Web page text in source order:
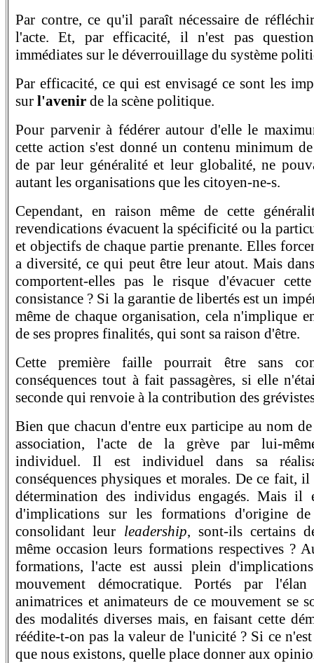
Par contre, ce qu'il paraît nécessaire de
l'acte. Et, par efficacité, il n'est pas question
immédiates sur le déverrouillage du système
Par efficacité, ce qui est envisagé ce sont les
sur l'avenir de la scène politique.
Pour parvenir à fédérer autour d'elle le
cette action s'est donné un contenu minimum
de par leur généralité et leur globalité, ne
autant les organisations que les citoyen-ne-s.
Cependant, en raison même de cette
revendications évacuent la spécificité ou la
et objectifs de chaque partie prenante. Elles
a diversité, ce qui peut être leur atout. Mais
comportent-elles pas le risque d'évacuer
consistance ? Si la garantie de libertés est un
même de chaque organisation, cela n'implique
de ses propres finalités, qui sont sa raison d'être.
Cette première faille pourrait être sans
conséquences tout à fait passagères, si elle
seconde qui renvoie à la contribution des
Bien que chacun d'entre eux participe au nom
association, l'acte de la grève par lui-
individuel. Il est individuel dans sa
conséquences physiques et morales. De ce fait,
détermination des individus engagés. Mais il
d'implications sur les formations d'origine
consolidant leur leadership, sont-ils certains
même occasion leurs formations respectives ?
formations, l'acte est aussi plein
mouvement démocratique. Portés par
animatrices et animateurs de ce mouvement se
des modalités diverses mais, en faisant cette
réédite-t-on pas la valeur de l'unicité ? Si ce
que nous existons, quelle place donner aux